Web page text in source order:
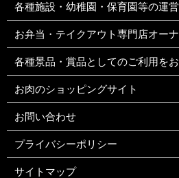
各種施設・幼稚園・保育園等の運
お弁当・テイクアウト専門店オー
各種景品・賞品としてのご利用を
お肉のショッピングサイト
お問い合わせ
プライバシーポリシー
サイトマップ